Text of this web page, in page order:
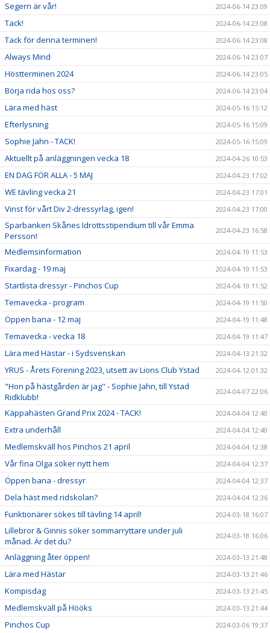
Segern är vår! 2024-06-14 23:09
Tack! 2024-06-14 23:08
Tack för denna terminen! 2024-06-14 23:08
Always Mind 2024-06-14 23:07
Höstterminen 2024 2024-06-14 23:05
Börja rida hos oss? 2024-06-14 23:04
Lära med häst 2024-05-16 15:12
Efterlysning 2024-05-16 15:09
Sophie Jahn - TACK! 2024-05-16 15:09
Aktuellt på anläggningen vecka 18 2024-04-26 10:53
EN DAG FÖR ALLA - 5 MAJ 2024-04-23 17:02
WE tävling vecka 21 2024-04-23 17:01
Vinst för vårt Div 2-dressyrlag, igen! 2024-04-23 17:00
Sparbanken Skånes Idrottsstipendium till vår Emma
Persson!
2024-04-23 16:58
Medlemsinformation 2024-04-19 11:53
Fixardag - 19 maj 2024-04-19 11:53
Startlista dressyr - Pinchos Cup 2024-04-19 11:52
Temavecka - program 2024-04-19 11:50
Öppen bana - 12 maj 2024-04-19 11:48
Temavecka - vecka 18 2024-04-19 11:47
Lära med Hästar - i Sydsvenskan 2024-04-13 21:32
YRUS - Årets Förening 2023, utsett av Lions Club Ystad 2024-04-12 01:32
"Hon på hästgården är jag" - Sophie Jahn, till Ystad
Ridklubb!
2024-04-07 22:06
Käppahästen Grand Prix 2024 - TACK! 2024-04-04 12:40
Extra underhåll 2024-04-04 12:40
Medlemskväll hos Pinchos 21 april 2024-04-04 12:38
Vår fina Olga söker nytt hem 2024-04-04 12:37
Öppen bana - dressyr 2024-04-04 12:37
Dela häst med ridskolan? 2024-04-04 12:36
Funktionärer sökes till tävling 14 april! 2024-03-18 16:07
Lillebror & Ginnis söker sommarryttare under juli
månad. Är det du?
2024-03-18 16:06
Anläggning åter öppen! 2024-03-13 21:48
Lära med Hästar 2024-03-13 21:46
Kompisdag 2024-03-13 21:45
Medlemskväll på Hööks 2024-03-13 21:44
Pinchos Cup 2024-03-06 19:37